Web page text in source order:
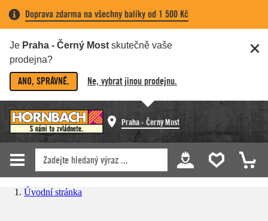
Doprava zdarma na všechny balíky od 1 500 Kč
Je Praha - Černý Most skutečně vaše
prodejna?
ANO, SPRÁVNĚ. Ne, vybrat jinou prodejnu.
Praha - Černý Most
Úvodní stránka